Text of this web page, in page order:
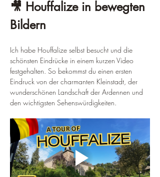
🎥 Houffalize in bewegten
Bildern
Ich habe Houffalize selbst besucht und die
schönsten Eindrücke in einem kurzen Video
festgehalten. So bekommst du einen ersten
Eindruck von der charmanten Kleinstadt, der
wunderschönen Landschaft der Ardennen und
den wichtigsten Sehenswürdigkeiten.